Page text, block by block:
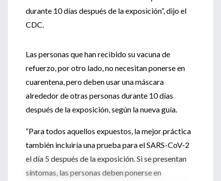
durante 10 días después de la exposición”, dijo el
CDC.
Las personas que han recibido su vacuna de
refuerzo, por otro lado, no necesitan ponerse en
cuarentena, pero deben usar una máscara
alrededor de otras personas durante 10 días
después de la exposición, según la nueva guía.
“Para todos aquellos expuestos, la mejor práctica
también incluiría una prueba para el SARS-CoV-2
el día 5 después de la exposición.Si se presentan
síntomas, las personas deben ponerse en